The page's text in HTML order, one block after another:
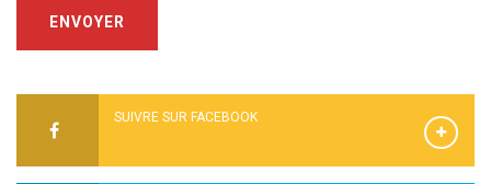
ENVOYER
SUIVRE SUR FACEBOOK